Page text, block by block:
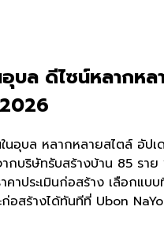
บล ดีไซน์หลากหล
นอุบล หลากหลายสไตล์ อัป
กบริษัทรับสร้างบ้าน 85 รา
คาประเมินก่อสร้าง เลือกแบ
อสร้างได้ทันทีที่ Ubon